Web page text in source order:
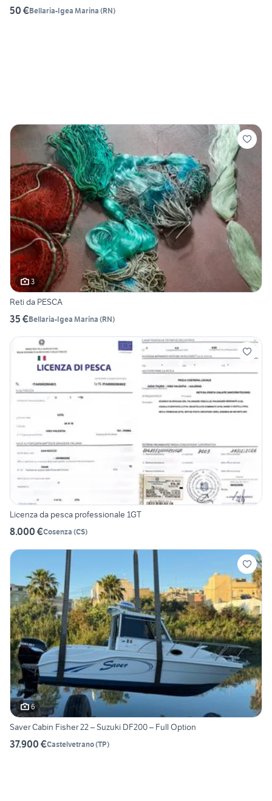
50 €Bellaria-Igea Marina (RN)
3
Reti da PESCA
35 €Bellaria-Igea Marina (RN)
Licenza da pesca professionale 1GT
8.000 €Cosenza (CS)
6
Saver Cabin Fisher 22 – Suzuki DF200 – Full Option
37.900 €Castelvetrano(TP)